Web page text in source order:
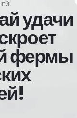
удачи
фермы